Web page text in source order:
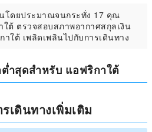
โดยประมาณจนกระทั่ง 17 คุณ
ใต้ ตรวจสอบสภาพอากาศสกุลเงิน
ใต้ เพลิดเพลินไปกับการเดินทาง
ต่ำสุดสำหรับ แอฟริกาใต้
เดินทางเพิ่มเติม